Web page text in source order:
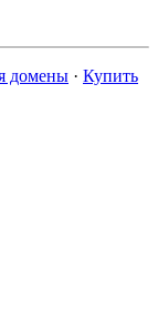
домены · Купить